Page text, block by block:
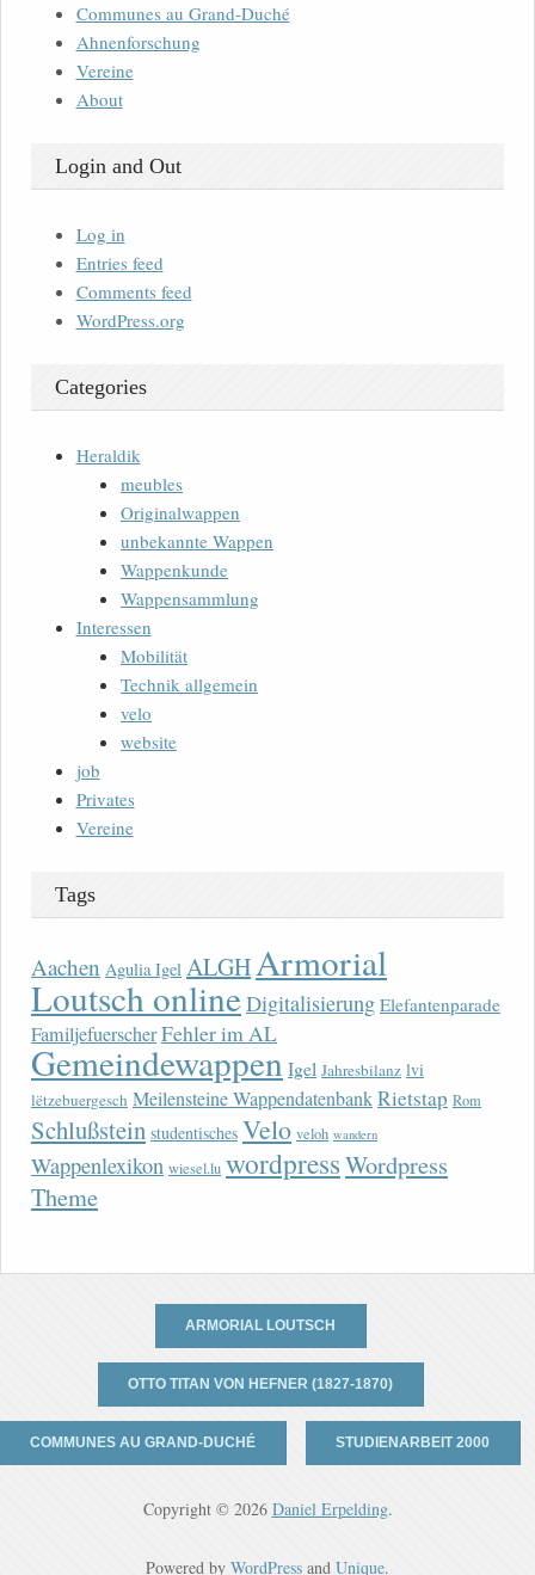
Communes au Grand-Duché
Ahnenforschung
Vereine
About
Login and Out
Log in
Entries feed
Comments feed
WordPress.org
Categories
Heraldik
meubles
Originalwappen
unbekannte Wappen
Wappenkunde
Wappensammlung
Interessen
Mobilität
Technik allgemein
velo
website
job
Privates
Vereine
Tags
Aachen Agulia Igel ALGHArmorial
Loutsch onlineDigitalisierung Elefantenparade
FamiljefuerscherFehler im AL
Gemeindewappen Igel Jahresbilanz lvi
lëtzebuergesch Meilensteine WappendatenbankRietstap Rom
Schlußstein studentisches Velo veloh wandern
Wappenlexikon wiesel.lu wordpressWordpress
Theme
ARMORIAL LOUTSCH
OTTO TITAN VON HEFNER (1827-1870)
COMMUNES AU GRAND-DUCHÉ STUDIENARBEIT 2000
Copyright © 2026 Daniel Erpelding.
Powered by WordPress and Unique.